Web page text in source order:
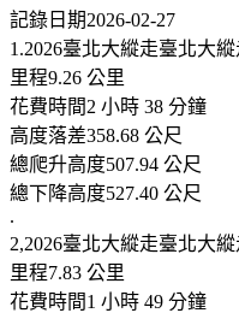
記錄日期2026-02-27
1.2026臺北大縱走臺北大
里程9.26 公里
花費時間2 小時 38 分鐘
高度落差358.68 公尺
總爬升高度507.94 公尺
總下降高度527.40 公尺
.
2,2026臺北大縱走臺北大
里程7.83 公里
花費時間1 小時 49 分鐘